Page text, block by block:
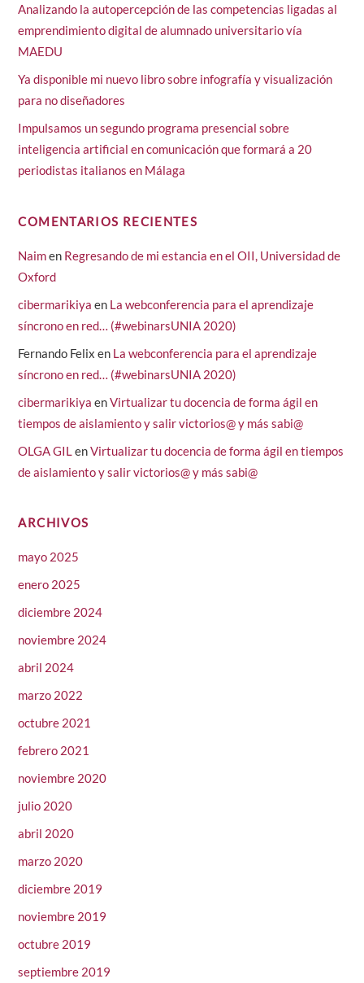
Analizando la autopercepción de las competencias ligadas al
emprendimiento digital de alumnado universitario vía
MAEDU
Ya disponible mi nuevo libro sobre infografía y visualización
para no diseñadores
Impulsamos un segundo programa presencial sobre
inteligencia artificial en comunicación que formará a 20
periodistas italianos en Málaga
COMENTARIOS RECIENTES
Naimen Regresando de mi estancia en el OII, Universidad de
Oxford
cibermarikiya en La webconferencia para el aprendizaje
síncrono en red… (#webinarsUNIA 2020)
Fernando Felix en La webconferencia para el aprendizaje
síncrono en red… (#webinarsUNIA 2020)
cibermarikiya enVirtualizar tu docencia de forma ágil en
tiempos de aislamiento y salir victorios@ y más sabi@
OLGA GILenVirtualizar tu docencia de forma ágil en tiempos
de aislamiento y salir victorios@ y más sabi@
ARCHIVOS
mayo 2025
enero 2025
diciembre 2024
noviembre 2024
abril 2024
marzo 2022
octubre 2021
febrero 2021
noviembre 2020
julio 2020
abril 2020
marzo 2020
diciembre 2019
noviembre 2019
octubre 2019
septiembre 2019